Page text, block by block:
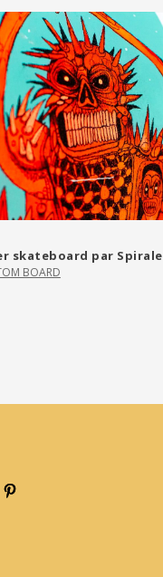
skateboard par Spirale
BOARD